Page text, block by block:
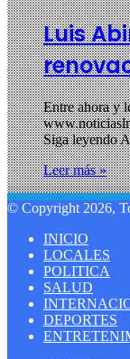
Luis
Entre ahora y
Siga leyendo
Leer más »
© Copyright 2026,
INICIO
LOCALES
POLITICA
SALUD
DEPORTES